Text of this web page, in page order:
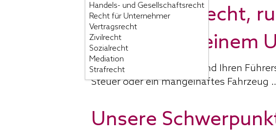
Handels- und Gesellschaftsrecht
Recht für Unternehmer
Vertragsrecht
Zivilrecht
Sozialrecht
Mediation
Strafrecht
Im Verkehrsrecht,
Verkauf, bei einem
Können Sie auf Ihr Auto und Ihren
Steuer oder ein mangelhaftes
Unsere